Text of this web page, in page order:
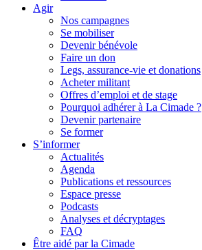
Agir
Nos campagnes
Se mobiliser
Devenir bénévole
Faire un don
Legs, assurance-vie et donations
Acheter militant
Offres d’emploi et de stage
Pourquoi adhérer à La Cimade ?
Devenir partenaire
Se former
S’informer
Actualités
Agenda
Publications et ressources
Espace presse
Podcasts
Analyses et décryptages
FAQ
Être aidé par la Cimade